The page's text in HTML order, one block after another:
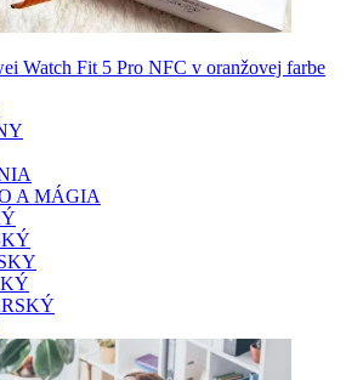
Watch Fit 5 Pro NFC v oranžovej farbe
A MÁGIA